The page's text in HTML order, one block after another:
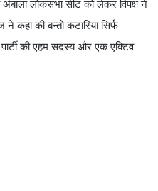
अंबाला लोकसभा सीट को लेकर विपक्ष ने
ने कहा की बन्तो कटारिया सिर्फ
पार्टी की एहम सदस्य और एक एक्टिव